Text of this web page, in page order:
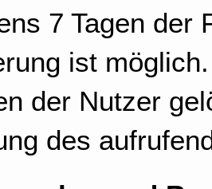
7 Tagen der
ist
der Nutzer
des